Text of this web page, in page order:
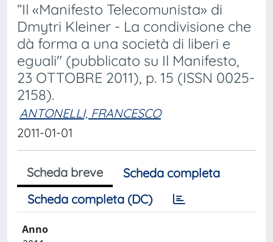
“Il «Manifesto Telecomunista» di
Dmytri Kleiner - La condivisione che
dà forma a una società di liberi e
eguali" (pubblicato su Il Manifesto,
23 OTTOBRE 2011), p. 15 (ISSN 0025-
2158).
ANTONELLI, FRANCESCO
2011-01-01
Scheda breve
Scheda completa
Scheda completa (DC)
Anno